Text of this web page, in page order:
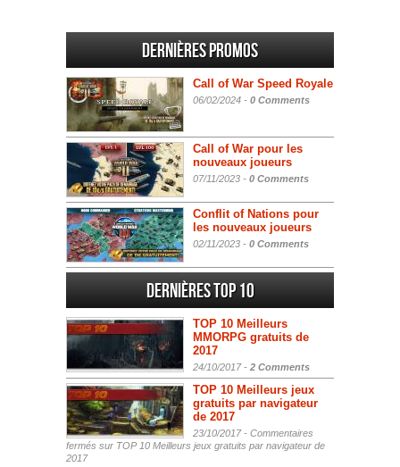
Dernières promos
Call of War Speed Royale
06/02/2024 - 0 Comments
Call of War pour les
nouveaux joueurs
07/11/2023 - 0 Comments
Conflit of Nations pour
les nouveaux joueurs
02/11/2023 - 0 Comments
Dernières Top 10
TOP 10 Meilleurs
MMORPG gratuits de
2017
24/10/2017 - 2 Comments
TOP 10 Meilleurs jeux
gratuits par navigateur
de 2017
23/10/2017 - Commentaires
fermés sur TOP 10 Meilleurs jeux gratuits par navigateur de
2017